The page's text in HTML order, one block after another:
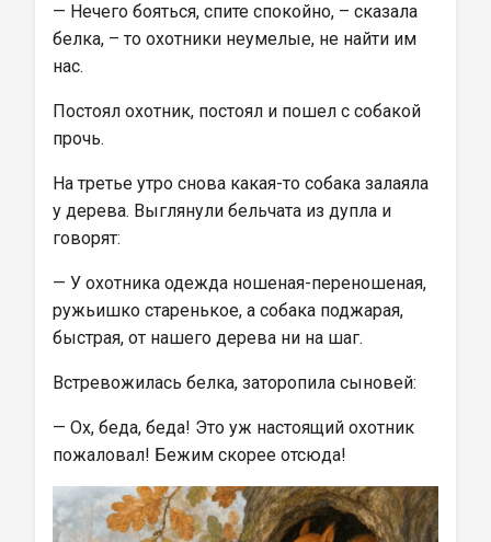
— Нечего бояться, спите спокойно, – сказала
белка, – то охотники неумелые, не найти им
нас.
Постоял охотник, постоял и пошел с собакой
прочь.
На третье утро снова какая-то собака залаяла
у дерева. Выглянули бельчата из дупла и
говорят:
— У охотника одежда ношеная-переношеная,
ружьишко старенькое, а собака поджарая,
быстрая, от нашего дерева ни на шаг.
Встревожилась белка, заторопила сыновей:
— Ох, беда, беда! Это уж настоящий охотник
пожаловал! Бежим скорее отсюда!